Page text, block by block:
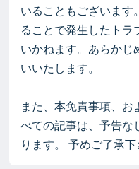
いることもございます
ることで発生したトラ
いかねます。あらかじ
いいたします。
また、本免責事項、
べての記事は、予告な
ります。 予めご了承下